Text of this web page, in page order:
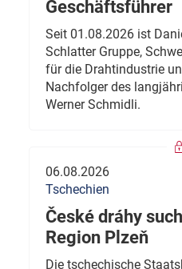
Geschäftsführer
Seit 01.08.2026 ist
Schlatter Gruppe,
für die Drahtindustrie
Nachfolger des
Werner Schmidli.
06.08.2026
Tschechien
České dráhy
Region Plzeň
Die tschechische